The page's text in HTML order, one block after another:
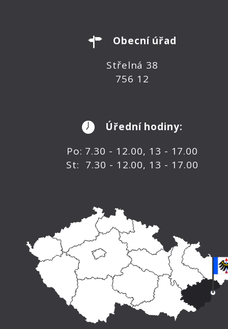
Obecní úřad
Střelná 38
756 12
Úřední hodiny:
Po: 7.30 - 12.00, 13 - 17.00
St: 7.30 - 12.00, 13 - 17.00